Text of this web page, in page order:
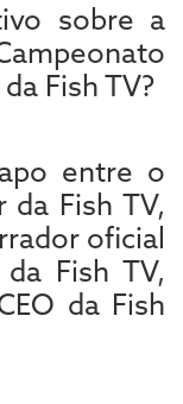
sobre a
Fish TV?
entre o
Fish TV,
oficial
Fish TV,
da Fish